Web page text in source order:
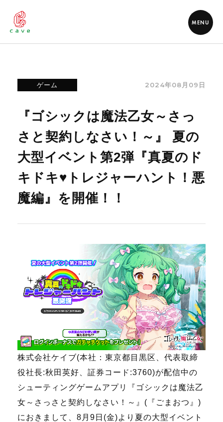
MENU
ゲーム 2024年08月09日
『ゴシックは魔法乙女～さっ
さと契約しなさい！～』 夏の
大型イベント第2弾『真夏のド
キドキ♥トレジャーハント！悪
魔編』を開催！！
株式会社ケイブ(本社：東京都目黒区、代表取締
役社長:秋田英好、証券コード:3760)が配信中の
シューティングゲームアプリ『ゴシックは魔法乙
女～さっさと契約しなさい！～』(『ごまおつ』)
におきまして、8月9日(金)より夏の大型イベント